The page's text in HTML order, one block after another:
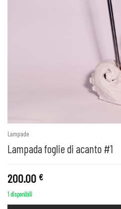
Lampade
Lampada foglie di acanto #1
200.00 €
1 disponibili